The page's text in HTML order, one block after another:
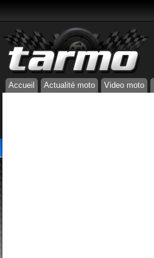
Accueil Actualité moto Video moto